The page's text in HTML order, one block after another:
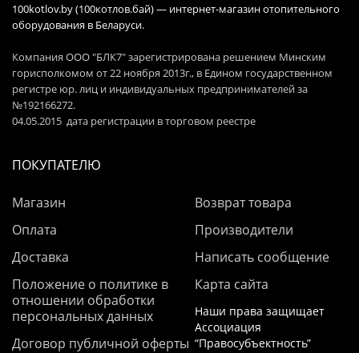
100kotlov.by (100котлов.бай) — интернет-магазин отопительного
оборудования в Беларуси.
Компания ООО "БЛК7" зарегистрирована решением Минским
горисполкомом от 22 ноября 2013г., в Едином государственном
регистре юр. лиц и индивидуальных предпринимателей за
№192166272.
04.05.2015 дата регистрации в торговом реестре
ПОКУПАТЕЛЮ
Магазин
Оплата
Доставка
Положение о политике в
отношении обработки
персональных данных
Договор публичной оферты
Возврат товара
Производители
Написать сообщение
Карта сайта
Наши права защищает
Ассоциация
“Правосубъектность”